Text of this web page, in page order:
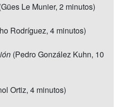
Le Munier, 2 minutos)
Rodríguez, 4 minutos)
(Pedro González Kuhn, 10
Ortiz, 4 minutos)